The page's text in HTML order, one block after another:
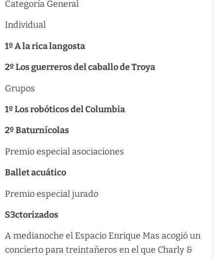
Categoría General
Individual
1º A la rica langosta
2º Los guerreros del caballo de Troya
Grupos
1º Los robóticos del Columbia
2º Baturnícolas
Premio especial asociaciones
Ballet acuático
Premio especial jurado
S3ctorizados
A medianoche el Espacio Enrique Mas acogió un
concierto para treintañeros en el que Charly &